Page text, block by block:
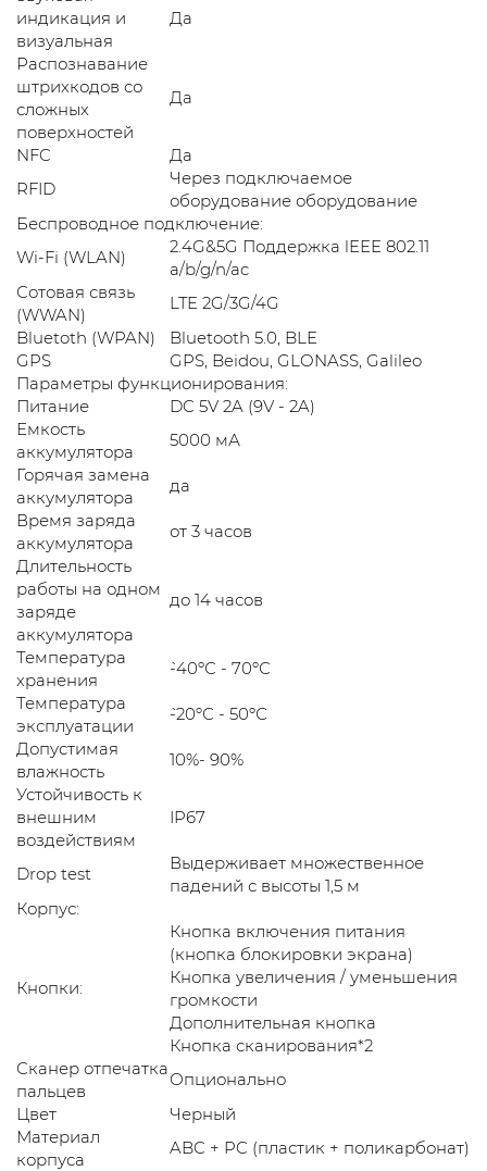
индикация и
визуальная
Да
Распознавание
штрихкодов со
сложных
поверхностей
Да
NFC
Да
RFID
Через подключаемое
оборудование оборудование
Беспроводное подключение:
Wi-Fi (WLAN)
2.4G&5G Поддержка lEEE 802.11
a/b/g/n/ac
Сотовая связь
(WWAN)
LTE 2G/3G/4G
Bluetoth (WPAN)
Bluetooth 5.0, BLE
GPS
GPS, Beidou, GLONASS, Galileo
Параметры функционирования:
Питание
DC 5V 2A (9V - 2A)
Емкость
аккумулятора
5000 мА
Горячая замена
аккумулятора
да
Время заряда
аккумулятора
от 3 часов
Длительность
работы на одном
заряде
аккумулятора
до 14 часов
Температура
хранения
`-40ºС - 70ºС
Температура
эксплуатации
`-20ºС - 50ºС
Допустимая
влажность
10%- 90%
Устойчивость к
внешним
воздействиям
IP67
Drop test
Выдерживает множественное
падений с высоты 1,5 м
Корпус:
Кнопки:
Кнопка включения питания
(кнопка блокировки экрана)
Кнопка увеличения / уменьшения
громкости
Дополнительная кнопка
Кнопка сканирования*2
Сканер отпечатка
пальцев
Опционально
Цвет
Черный
Материал
корпуса
ABC + PC (пластик + поликарбонат)